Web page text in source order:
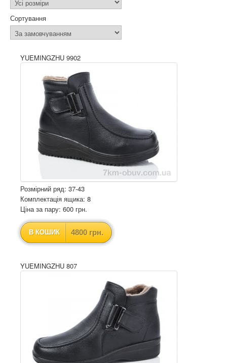
Сортування
YUEMINGZHU 9902
Розмірний ряд: 37-43
Комплектація ящика: 8
Ціна за пару: 600 грн.
В КОШИК 4800 грн.
YUEMINGZHU 807